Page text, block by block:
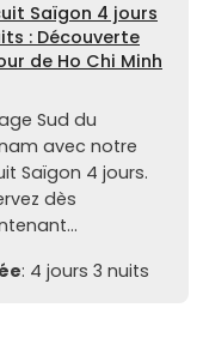
Saïgon 4 jours
: Découverte
de Ho Chi Minh
Sud du
avec notre
Saïgon 4 jours.
dès
: 4 jours 3 nuits